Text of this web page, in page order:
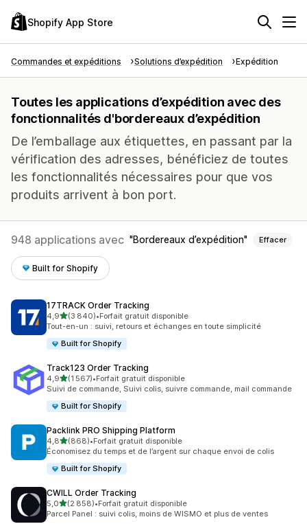
Shopify App Store
Commandes et expéditions Solutions d’expédition Expédition
Toutes les applications d’expédition avec des
fonctionnalités d'bordereaux d’expédition
De l’emballage aux étiquettes, en passant par la
vérification des adresses, bénéficiez de toutes
les fonctionnalités nécessaires pour que vos
produits arrivent à bon port.
948 applications avec Bordereaux d’expédition Effacer
Built for Shopify
17TRACK Order Tracking
4,9étoile(s) sur 5
(3 840)
3840 avis au total
•Forfait gratuit disponible
Tout-en-un : suivi, retours et échanges en toute simplicité
Built for Shopify
Track123 Order Tracking
4,9étoile(s) sur 5
(1 567)
1567 avis au total
•Forfait gratuit disponible
Suivi de commande, Suivi colis, suivre commande, mail commande
Built for Shopify
Packlink PRO Shipping Platform
4,8étoile(s) sur 5
(868)
868 avis au total
•Forfait gratuit disponible
Économisez du temps et de l’argent sur chaque envoi de colis
Built for Shopify
CWILL Order Tracking
5,0étoile(s) sur 5
(2 858)
2858 avis au total
•Forfait gratuit disponible
Parcel Panel : suivi colis, moins de WISMO et plus de ventes